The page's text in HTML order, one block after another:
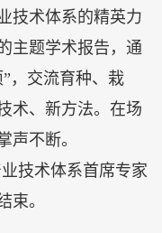
技术体系的精英力
主题学术报告，通
，交流育种、栽
术、新方法。在场
声不断。
技术体系首席专家
束。